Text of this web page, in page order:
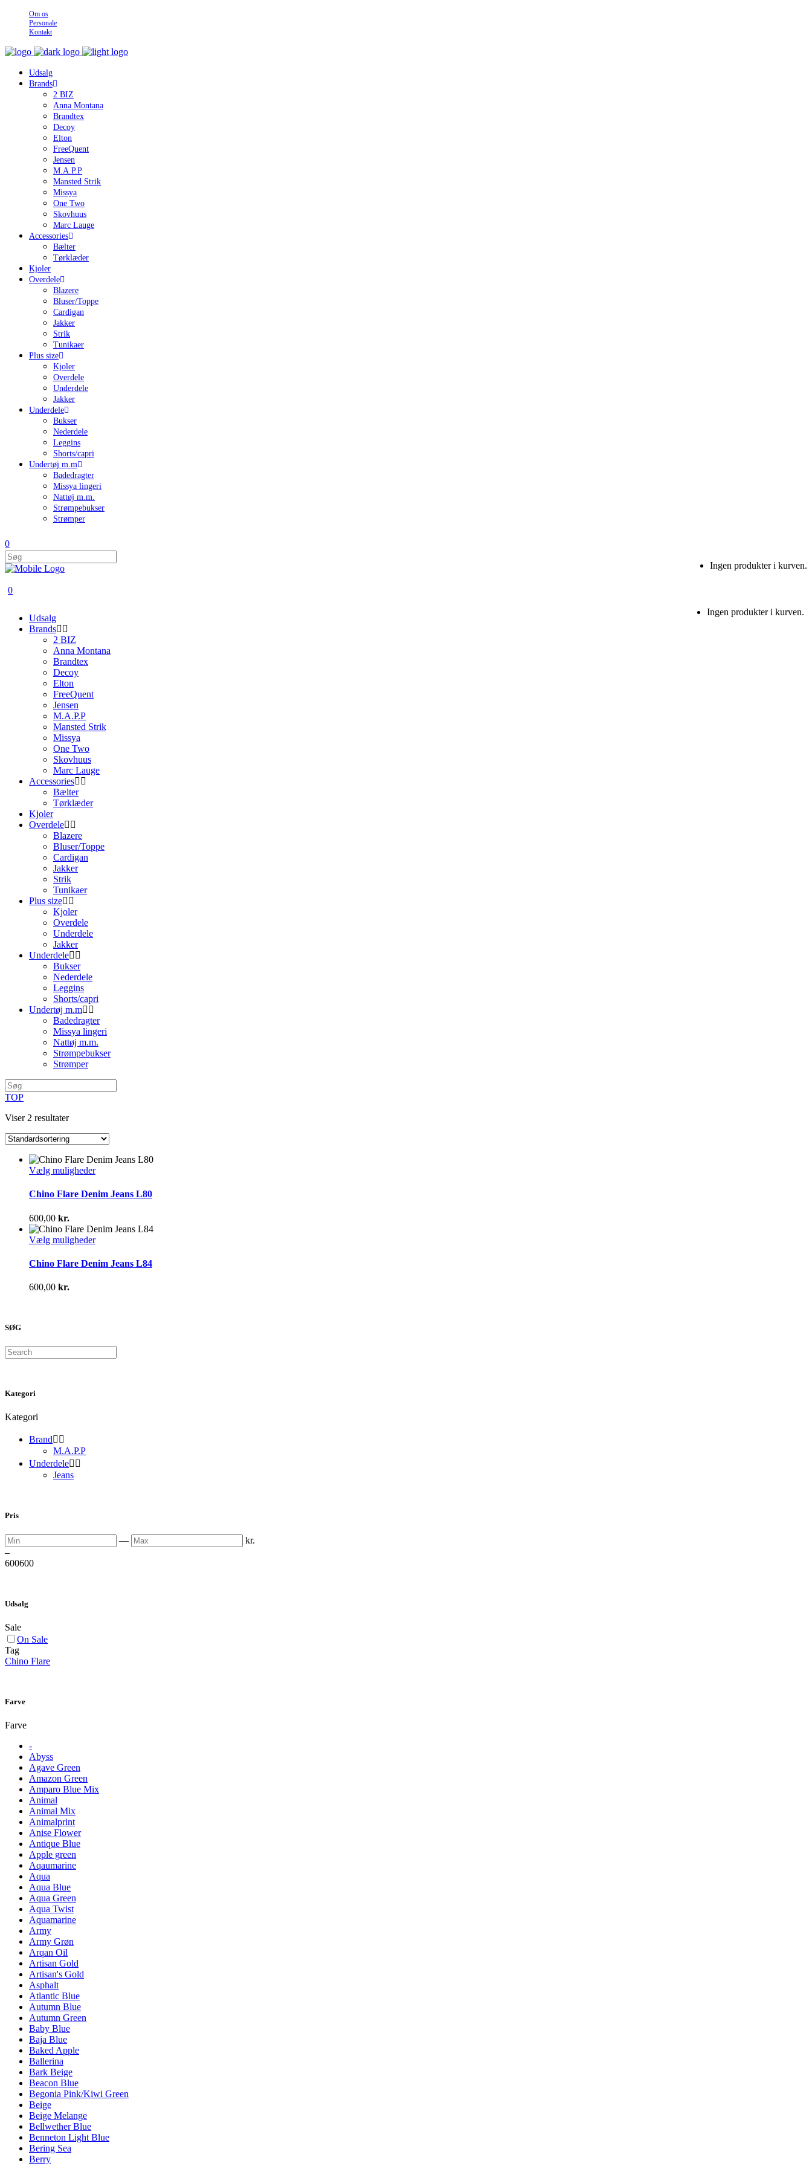
Om os
Personale
Kontakt
Udsalg
Brands
2 BIZ
Anna Montana
Brandtex
Decoy
Elton
FreeQuent
Jensen
M.A.P.P
Mansted Strik
Missya
One Two
Skovhuus
Marc Lauge
Accessories
Bælter
Tørklæder
Kjoler
Overdele
Blazere
Bluser/Toppe
Cardigan
Jakker
Strik
Tunikaer
Plus size
Kjoler
Overdele
Underdele
Jakker
Underdele
Bukser
Nederdele
Leggins
Shorts/capri
Undertøj m.m
Badedragter
Missya lingeri
Nattøj m.m.
Strømpebukser
Strømper
0
Ingen produkter i kurven.
0
Ingen produkter i kurven.
Udsalg
Brands
2 BIZ
Anna Montana
Brandtex
Decoy
Elton
FreeQuent
Jensen
M.A.P.P
Mansted Strik
Missya
One Two
Skovhuus
Marc Lauge
Accessories
Bælter
Tørklæder
Kjoler
Overdele
Blazere
Bluser/Toppe
Cardigan
Jakker
Strik
Tunikaer
Plus size
Kjoler
Overdele
Underdele
Jakker
Underdele
Bukser
Nederdele
Leggins
Shorts/capri
Undertøj m.m
Badedragter
Missya lingeri
Nattøj m.m.
Strømpebukser
Strømper
TOP
Viser 2 resultater
Vælg mulighederDette
har
Mulighederne
kan
vælges
varesiden
Chino Flare Denim Jeans L80
600,00 kr.
Vælg mulighederDette
har
Chino Flare Denim Jeans L84
600,00 kr.
SØG
Search
Kategori
Kategori
Brand 
M.A.P.P
Underdele 
Jeans
Pris
Min — Max
kr.
–
600600
Udsalg
Sale
On Sale
Tag
Chino Flare
Farve
Farve
-
Abyss
Agave Green
Amazon Green
Amparo Blue Mix
Animal
Animal Mix
Animalprint
Anise Flower
Antique Blue
Apple green
Aqaumarine
Aqua
Aqua Blue
Aqua Green
Aqua Twist
Aquamarine
Army
Army Grøn
Arqan Oil
Artisan Gold
Artisan's Gold
Asphalt
Atlantic Blue
Autumn Blue
Autumn Green
Baby Blue
Baja Blue
Baked Apple
Ballerina
Bark Beige
Beacon Blue
Begonia Pink/Kiwi Green
Beige
Beige Melange
Bellwether Blue
Benneton Light Blue
Bering Sea
Berry